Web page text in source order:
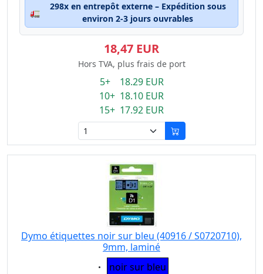
🚛
298x en entrepôt externe – Expédition sous
environ 2-3 jours ouvrables
18,47 EUR
Hors TVA, plus frais de port
5+ 18.29 EUR
10+ 18.10 EUR
15+ 17.92 EUR
Dymo étiquettes noir sur bleu (40916 / S0720710),
9mm, laminé
Eigenschaft:
noir sur bleu